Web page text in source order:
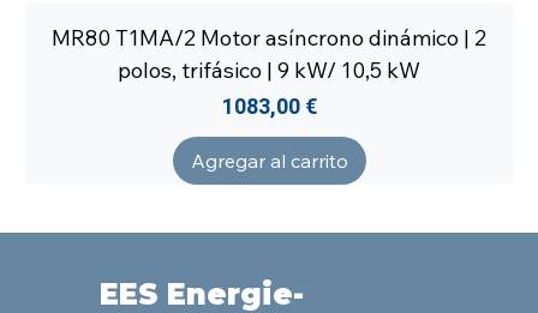
MR80 T1MA/2 Motor asíncrono dinámico | 2
polos, trifásico | 9 kW/ 10,5 kW
Precio
1083,00 €
Agregar al carrito
EES Energie-